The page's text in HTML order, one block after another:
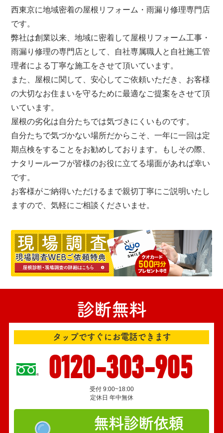
西東京に地域密着の屋根リフォーム・雨漏り修理専門店
です。
弊社は創業以来、地域に密着して屋根リフォーム工事・
雨漏り修理の専門店として、自社専属職人と自社施工管
理者による丁寧な施工をさせて頂いています。
また、屋根に関して、安心してご依頼いただき、お客様
の大切なお住まいを守るために最適なご提案をさせて頂
いています。
屋根の劣化は自分たちでは気づきにくいものです。
自分たちで気づかない場所だからこそ、一年に一回は定
期点検をすることをお勧めしております。もしその際、
ナタリールーフが皆様のお役に立てる場面があれば幸い
です。
お客様がご納得いただけるまで親切丁寧にご説明いたし
ますので、気軽にご相談くださいませ。
診断無料
タップですぐにお電話できます
0120-303-905
受付 9:00~18:00
定休日 年中無休
無料診断依頼